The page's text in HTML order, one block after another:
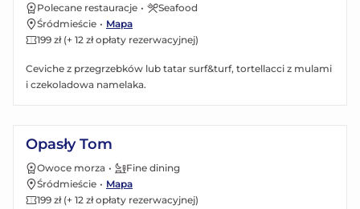
Polecane restauracje •
Seafood
Śródmieście • Mapa
199 zł (+ 12 zł opłaty rezerwacyjnej)
Ceviche z przegrzebków lub tatar surf&turf, tortellacci z mulami
i czekoladowa namelaka.
Opasły Tom
Owoce morza •
Fine dining
Śródmieście • Mapa
199 zł (+ 12 zł opłaty rezerwacyjnej)